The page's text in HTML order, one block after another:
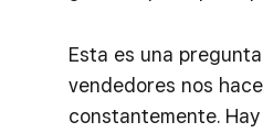
Esta es una
vendedores nos
constantemente.